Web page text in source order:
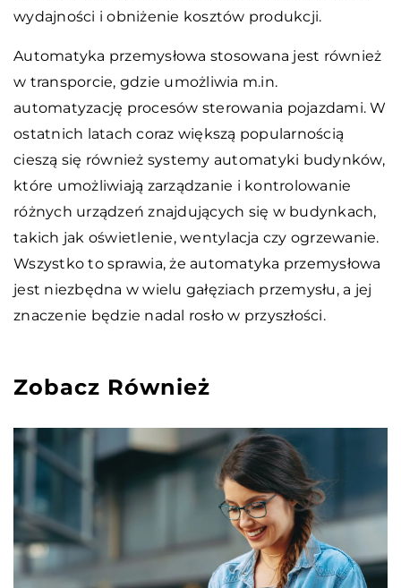
wydajności i obniżenie kosztów produkcji.
Automatyka przemysłowa stosowana jest również
w transporcie, gdzie umożliwia m.in.
automatyzację procesów sterowania pojazdami. W
ostatnich latach coraz większą popularnością
cieszą się również systemy automatyki budynków,
które umożliwiają zarządzanie i kontrolowanie
różnych urządzeń znajdujących się w budynkach,
takich jak oświetlenie, wentylacja czy ogrzewanie.
Wszystko to sprawia, że automatyka przemysłowa
jest niezbędna w wielu gałęziach przemysłu, a jej
znaczenie będzie nadal rosło w przyszłości.
Zobacz Również